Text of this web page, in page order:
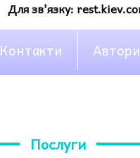
Для зв'язку:
Контакти
Послуги